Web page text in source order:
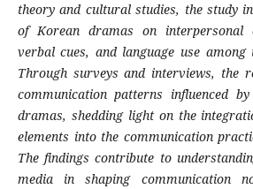
theory and cultural studies, the study
of Korean dramas on interpersonal
verbal cues, and language use among
Through surveys and interviews, the
communication patterns influenced
dramas, shedding light on the
elements into the communication
The findings contribute to
media in shaping communication